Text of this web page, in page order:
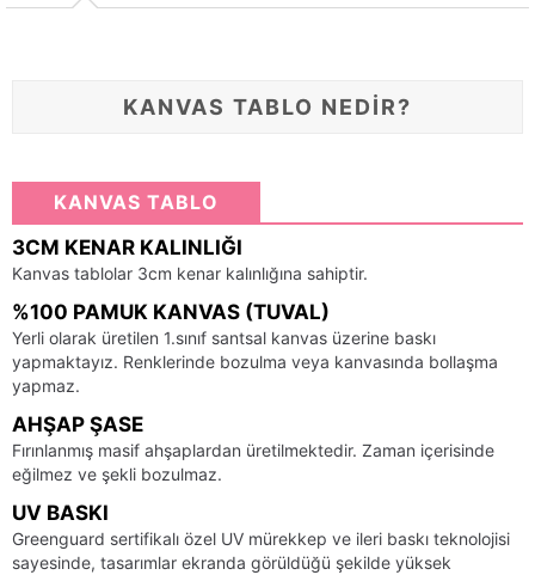
KANVAS TABLO NEDİR?
KANVAS TABLO
3CM KENAR KALINLIĞI
Kanvas tablolar 3cm kenar kalınlığına sahiptir.
%100 PAMUK KANVAS (TUVAL)
Yerli olarak üretilen 1.sınıf santsal kanvas üzerine baskı
yapmaktayız. Renklerinde bozulma veya kanvasında bollaşma
yapmaz.
AHŞAP ŞASE
Fırınlanmış masif ahşaplardan üretilmektedir. Zaman içerisinde
eğilmez ve şekli bozulmaz.
UV BASKI
Greenguard sertifikalı özel UV mürekkep ve ileri baskı teknolojisi
sayesinde, tasarımlar ekranda görüldüğü şekilde yüksek